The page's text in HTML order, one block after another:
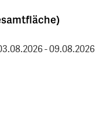
- 09.08.2026